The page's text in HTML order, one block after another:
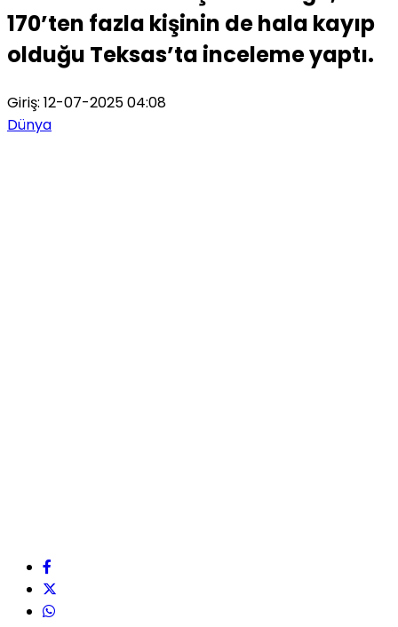
170’ten fazla kişinin de hala kayıp
olduğu Teksas’ta inceleme yaptı.
Giriş: 12-07-2025 04:08
Dünya